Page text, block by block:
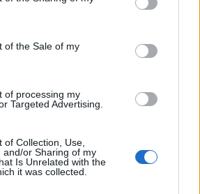
of the Sale of my
of processing my
Targeted Advertising.
of Collection, Use,
and/or Sharing of my
Is Unrelated with the
it was collected.